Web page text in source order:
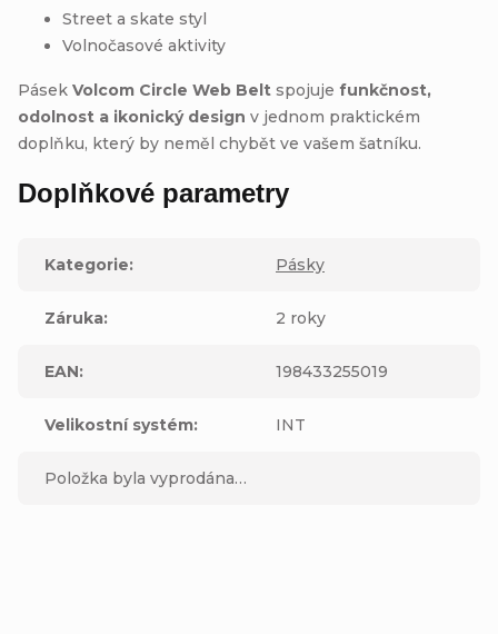
Street a skate styl
Volnočasové aktivity
Pásek Volcom Circle Web Belt spojuje funkčnost,
odolnost a ikonický design v jednom praktickém
doplňku, který by neměl chybět ve vašem šatníku.
Doplňkové parametry
Kategorie: Pásky
Záruka: 2 roky
EAN: 198433255019
Velikostní systém: INT
Položka byla vyprodána…